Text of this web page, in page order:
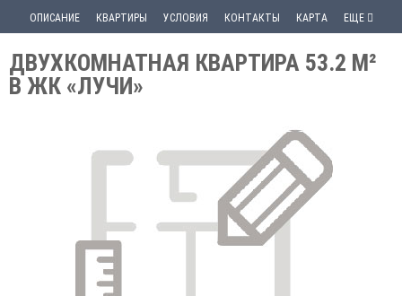
ОПИСАНИЕ КВАРТИРЫ УСЛОВИЯ КОНТАКТЫ КАРТА ЕЩЕ
ДВУХКОМНАТНАЯ КВАРТИРА 53.2 М²
В ЖК «ЛУЧИ»